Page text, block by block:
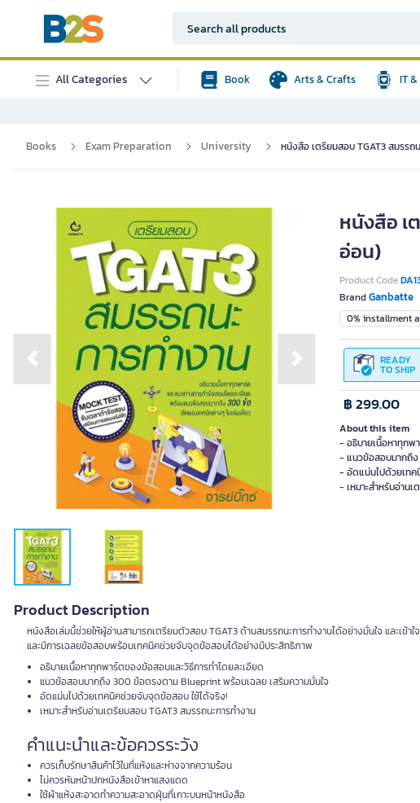
All Categories Book Arts & Crafts IT
Books Exam Preparation University หนังสือ เตรียมสอบ TGAT3 สมรรถ
Previous slide Next slide
หนังสือ เ
อ่อน)
Product Code
BrandGanbatte
0% installment
READY
TO SHIP
฿ 299.00
About this item
- อธิบายเนื้อหาทุกพ
- แนวข้อสอบมากถึ
- อัดแน่นไปด้วยเท
- เหมาะสำหรับอ่าน
Product Description
หนังสือเล่มนี้ช่วยให้ผู้อ่านสามารถเตรียมตัวสอบ TGAT3 ด้านสมรรถนะการทำงานได้อย่างมั่นใจ และ
และมีการเฉลยข้อสอบพร้อมเทคนิคช่วยจับจุดข้อสอบได้อย่างมีประสิทธิภาพ
อธิบายเนื้อหาทุกพาร์ตของข้อสอบและวิธีการทำโดยละเอียด
แนวข้อสอบมากถึง 300 ข้อตรงตาม Blueprint พร้อมเฉลย เสริมความมั่นใจ
อัดแน่นไปด้วยเทคนิคช่วยจับจุดข้อสอบ ใช้ได้จริง!
เหมาะสำหรับอ่านเตรียมสอบ TGAT3 สมรรถนะการทำงาน
คำแนะนำและข้อควรระวัง
ควรเก็บรักษาสินค้าไว้ในที่แห้งและห่างจากความร้อน
ไม่ควรหันหน้าปกหนังสือเข้าหาแสงแดด
ใช้ผ้าแห้งสะอาดทำความสะอาดฝุ่นที่เกาะบนหน้าหนังสือ